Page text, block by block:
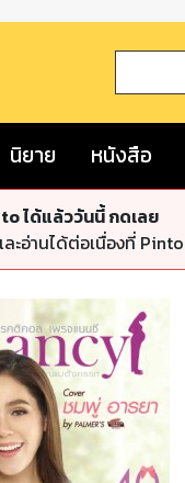
นิยาย หนังสือ
ได้แล้ววันนี้ กดเลย
ะอ่านได้ต่อเนื่องที่ Pinto